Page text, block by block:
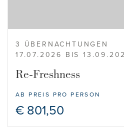
3 ÜBERNACHTUNGEN
17.07.2026 BIS
Re-Freshness
AB PREIS PRO PERSON
€ 801,50